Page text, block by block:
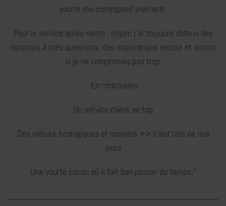
yourte me correspond vraiment.
Pour le service après-vente : impec j’ai toujours obtenu des
réponses à mes questions, des explications encore et encore
si je ne comprenais pas trop.
En conclusion
Un service client au top
Des valeurs écologiques et morales => c’est rare de nos
jours
Une yourte cocon où il fait bon passer du temps."